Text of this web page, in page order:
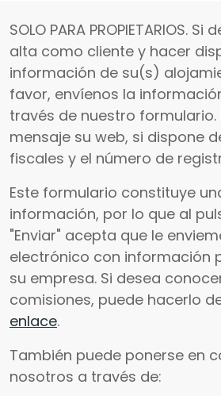
SOLO PARA PROPIETARIOS.
alta como cliente y hacer
información de su(s)
favor, envíenos la
través de nuestro formulario.
mensaje su web, si dispone
fiscales y el número de
Este formulario constituye
información, por lo que al
"Enviar" acepta que le
electrónico con información
su empresa. Si desea
comisiones, puede hacerlo
enlace.
También puede ponerse en
nosotros a través de: